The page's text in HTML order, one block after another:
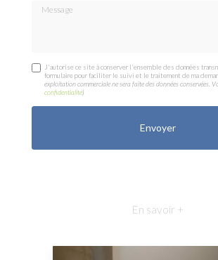
Message
J'autorise ce site à conserver l'ensemble des données
formulaire pour faciliter le suivi et le traitement de ma
exploitation commerciale ne sera faite des données conservées.
confidentialité)
En savoir +